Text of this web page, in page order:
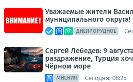
Уважаемые жители
муниципального округа!
ДНЕПРОРУДНОЕ
Сергей Лебедев: 9
раздражение, Турция
Чёрном море
МНЕНИЯ Сегодня, 08:25